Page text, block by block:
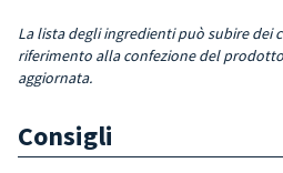
La lista degli ingredienti può subire dei
riferimento alla confezione del
aggiornata.
Consigli